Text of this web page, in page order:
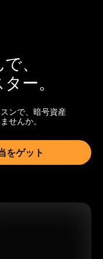
、
ー。
ンで、暗号資産
せんか。
をゲット